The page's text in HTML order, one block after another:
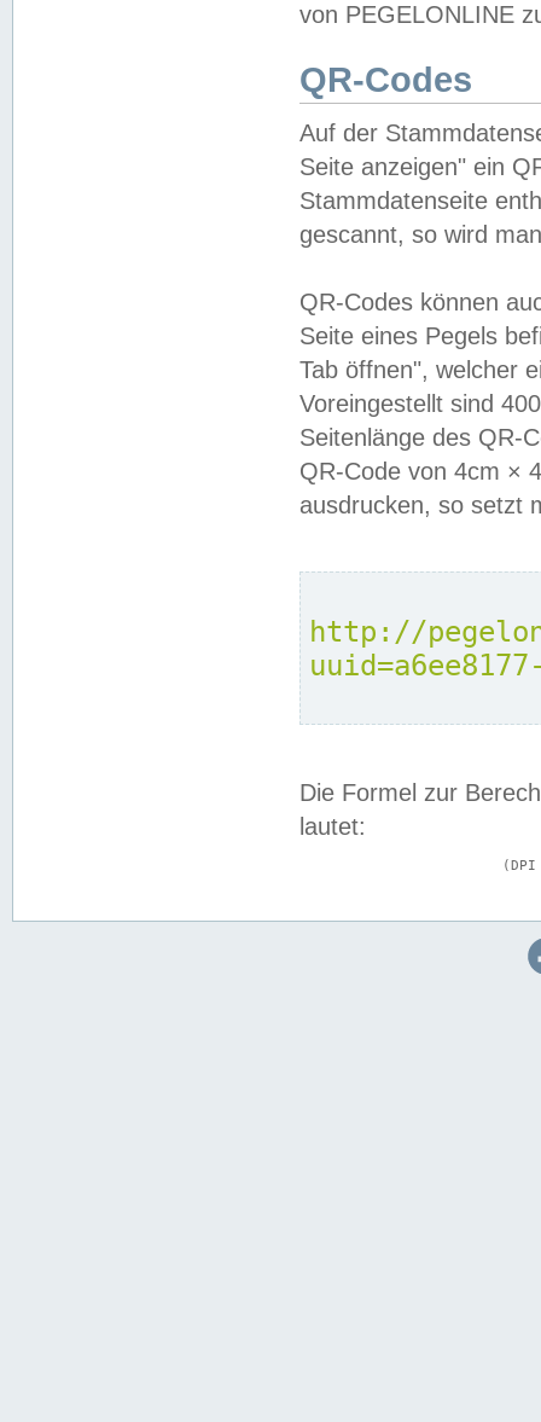
von PEGELONLINE
QR-Codes
Auf der
Seite anzeigen" ein
Stammdatenseite
gescannt, so wird
QR-Codes können
Seite eines Pegels
Tab öffnen", welcher
Voreingestellt sind
Seitenlänge des QR-
QR-Code von 4cm ×
ausdrucken, so setzt
http://
Die Formel zur
lautet: